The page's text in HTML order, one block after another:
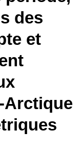
des
et
Arctique